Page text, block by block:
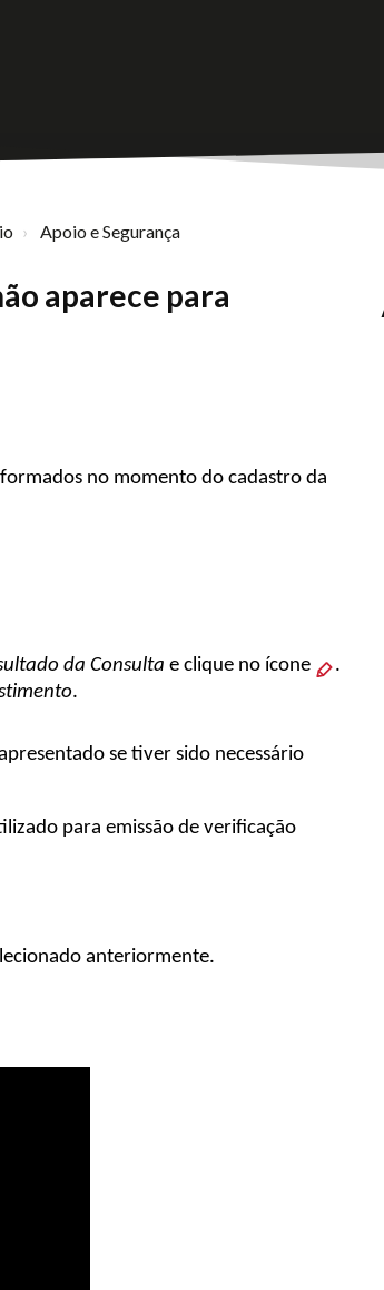
Apoio e Segurança
aparece para
no momento do cadastro da
da Consulta e clique no ícone
.
.
se tiver sido necessário
para emissão de verificação
anteriormente.